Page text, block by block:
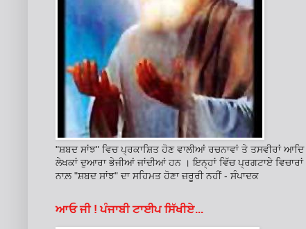
"ਸ਼ਬਦ ਸਾਂਝ" ਵਿਚ ਪ੍ਰਕਾਸ਼ਿਤ ਹੋਣ ਵਾਲੀਆਂ ਰਚਨਾਵਾਂ ਤੇ ਤਸਵੀਰਾਂ ਆਦਿ
ਲੇਖਕਾਂ ਦੁਆਰਾ ਭੇਜੀਆਂ ਜਾਂਦੀਆਂ ਹਨ । ਇਨ੍ਹਾਂ ਵਿੱਚ ਪ੍ਰਗਟਾਏ ਵਿਚਾਰਾਂ
ਨਾਲ਼ "ਸ਼ਬਦ ਸਾਂਝ" ਦਾ ਸਹਿਮਤ ਹੋਣਾ ਜ਼ਰੂਰੀ ਨਹੀਂ - ਸੰਪਾਦਕ
ਆਓ ਜੀ ! ਪੰਜਾਬੀ ਟਾਈਪ ਸਿੱਖੀਏ...